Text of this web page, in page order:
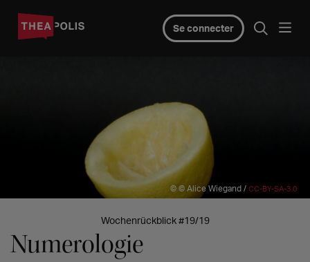
Se connecter
© © Alice Wiegand / CC-BY-SA-3.0
Wochenrückblick #19/19
Numerologie